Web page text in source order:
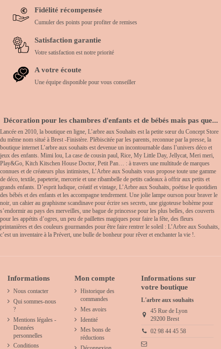
Fidélité récompensée
Cumuler des points pour profiter de remises
Satisfaction garantie
Votre satisfaction est notre priorité
A votre écoute
Une équipe disponible pour vous conseiller
Décoration pour les chambres d'enfants et de bébés mais pas que...
Lancée en 2010, la boutique en ligne, L’arbre aux Souhaits est la petite sœur du Concept Store
du même nom situé à Brest -Finistère. Plébiscitée par les parents, reconnue par la presse, la
boutique internet L’arbre aux souhaits est devenue un incontournable dans l’univers déco et
jeux des enfants. Mimi lou, La case de cousin paul, Rice, My Little Day, Jellycat, Meri meri,
Play&Go, Kitch Kitschen House Doctor, Petit Pan… : à travers une multitude de marques
connues et de créateurs plus intimistes, L’Arbre aux Souhaits vous propose toute une gamme
de déco, textile, papeterie, mercerie et une ribambelle de petits cadeaux à offrir aux petits et
grands enfants. D’esprit ludique, créatif et vintage, L’Arbre aux Souhaits, poétise le quotidien
des bébés et des enfants et les accompagne tendrement. Une jolie lampe ourson pour braver le
noir, un cahier au graphisme scandinave pour écrire ses secrets, une gigoteuse bohème pour
s’endormir au pays des merveilles, une bague de princesse pour les plus belles, des couverts
pour les appétits d’ogres, un peu de paillettes magiques pour faire la fête, des fleurs
printanières et des couleurs gourmandes pour être faire rentrer le soleil : L’Arbre aux Souhaits,
c’est un inventaire à la Prévert, une bulle de bonheur pour rêver et enchanter la vie !.
Informations
Nous contacter
Qui sommes-nous
?
Mentions légales -
Données
personnelles
Conditions
Mon compte
Historique des
commandes
Mes avoirs
Identité
Mes bons de
réductions
Informations sur
votre boutique
L'arbre aux souhaits
45 Rue de Lyon
29200 Brest
02 98 44 45 58